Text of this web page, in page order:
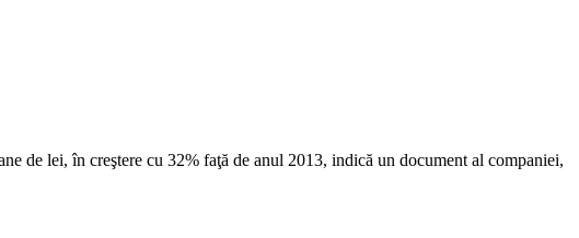
de lei, în creştere cu 32% faţă de anul 2013, indică un document al companiei,